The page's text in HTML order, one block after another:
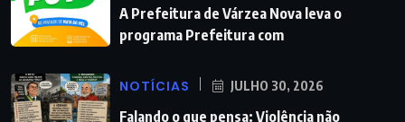
A Prefeitura de Várzea Nova leva o
programa Prefeitura com
NOTÍCIAS JULHO 30, 2026
Falando o que pensa: Violência não